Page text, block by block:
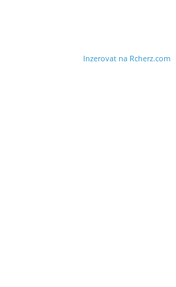
Inzerovat na Rcherz.com